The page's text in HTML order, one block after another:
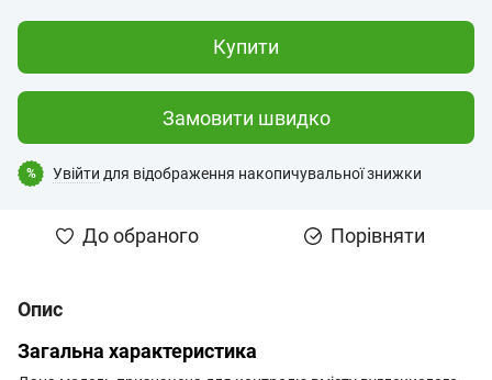
Купити
Замовити швидко
% Увійти для відображення накопичувальної знижки
До обраного Порівняти
Опис
Загальна характеристика